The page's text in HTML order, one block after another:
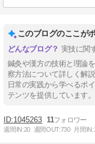
このブログのここが
実技に関
鍼灸や漢方の技術と理論
察方法について詳しく解
日常の実践から学べるポ
テンツを提供しています。
1045263 11
週間IN:20 週間OUT:730 月間IN: